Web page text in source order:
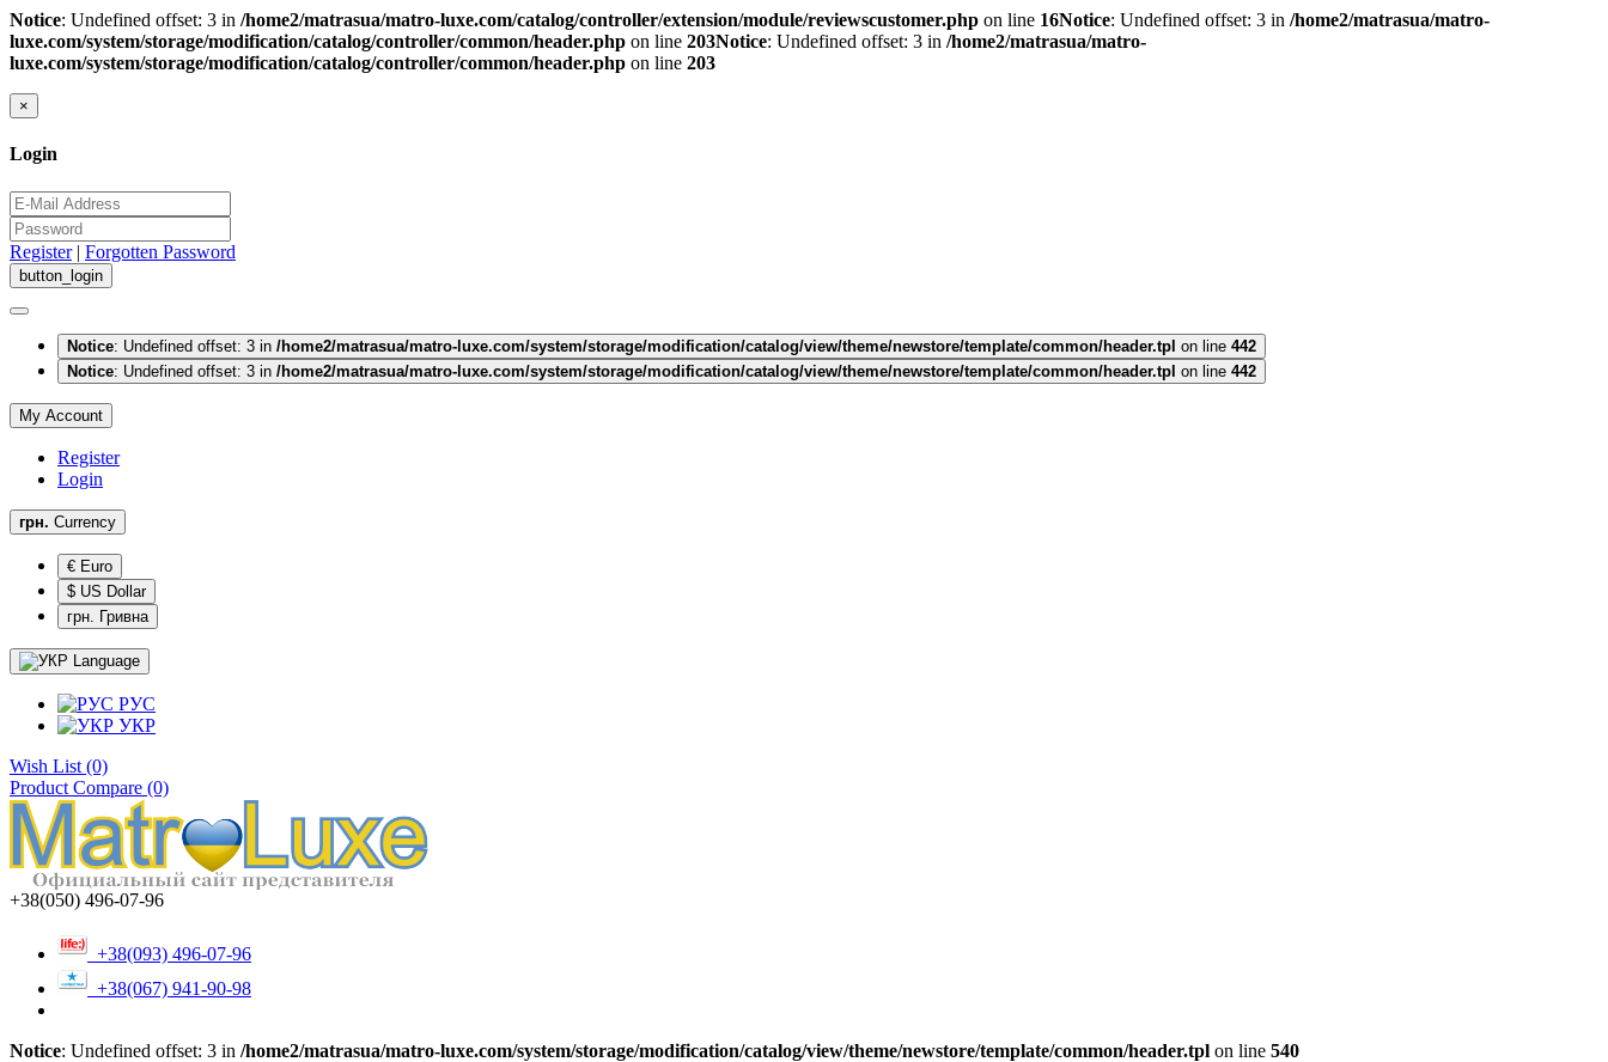
Notice: Undefined offset: 3 in /home2/matrasua/matro-luxe.com/catalog/controller/extension/module/reviewscustomer.php on line 16Notice: Undefined offset: 3 in /home2/matrasua/matro-
luxe.com/system/storage/modification/catalog/controller/common/header.php on line 203Notice: Undefined offset: 3 in /home2/matrasua/matro-
luxe.com/system/storage/modification/catalog/controller/common/header.php on line 203
×
Login
Register| Forgotten Password
Notice: Undefined offset: 3 in /home2/matrasua/matro-luxe.com/system/storage/modification/catalog/view/theme/newstore/template/common/header.tpl on line 442
Notice: Undefined offset: 3 in /home2/matrasua/matro-luxe.com/system/storage/modification/catalog/view/theme/newstore/template/common/header.tpl on line 442
My Account
Register
Login
грн. Currency
€ Euro
$ US Dollar
грн. Гривна
Language
РУС
УКР
Wish List (0)
Product Compare (0)
+38(050) 496-07-96
+38(093) 496-07-96
+38(067) 941-90-98
Notice: Undefined offset: 3 in /home2/matrasua/matro-luxe.com/system/storage/modification/catalog/view/theme/newstore/template/common/header.tpl on line 540